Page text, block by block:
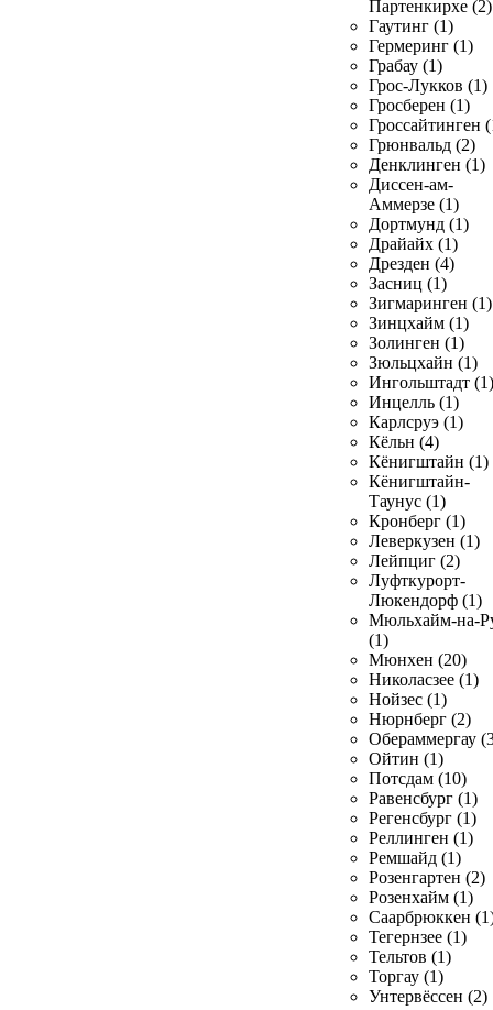
Партенкирхе (2)
Гаутинг (1)
Гермеринг (1)
Грабау (1)
Грос-Лукков (1)
Гросберен (1)
Гроссайтинген
Грюнвальд (2)
Денклинген (1)
Диссен-ам-
Аммерзе (1)
Дортмунд (1)
Драйайх (1)
Дрезден (4)
Засниц (1)
Зигмаринген (1)
Зинцхайм (1)
Золинген (1)
Зюльцхайн (1)
Ингольштадт (1)
Инцелль (1)
Карлсруэ (1)
Кёльн (4)
Кёнигштайн (1)
Кёнигштайн-
Таунус (1)
Кронберг (1)
Леверкузен (1)
Лейпциг (2)
Луфткурорт-
Люкендорф (1)
Мюльхайм-на-
(1)
Мюнхен (20)
Николасзее (1)
Нойзес (1)
Нюрнберг (2)
Обераммергау
Ойтин (1)
Потсдам (10)
Равенсбург (1)
Регенсбург (1)
Реллинген (1)
Ремшайд (1)
Розенгартен (2)
Розенхайм (1)
Саарбрюккен
Тегернзее (1)
Тельтов (1)
Торгау (1)
Унтервёссен (2)